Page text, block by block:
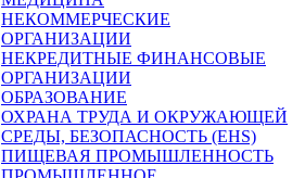
НЕКОММЕРЧЕСКИЕ
ОРГАНИЗАЦИИ
НЕКРЕДИТНЫЕ ФИНАНСОВЫЕ
ОРГАНИЗАЦИИ
ОБРАЗОВАНИЕ
ОХРАНА ТРУДА И ОКРУЖАЮЩЕЙ
СРЕДЫ, БЕЗОПАСНОСТЬ (EHS)
ПИЩЕВАЯ ПРОМЫШЛЕННОСТЬ